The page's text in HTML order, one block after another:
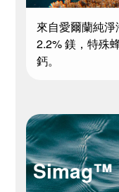
來自愛爾蘭純
2.2% 鎂，特殊
鈣。
Simag™